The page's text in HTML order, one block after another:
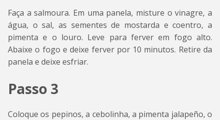
Faça a salmoura. Em uma panela, misture o vinagre, a
água, o sal, as sementes de mostarda e coentro, a
pimenta e o louro. Leve para ferver em fogo alto.
Abaixe o fogo e deixe ferver por 10 minutos. Retire da
panela e deixe esfriar.
Passo 3
Coloque os pepinos, a cebolinha, a pimenta jalapeño, o